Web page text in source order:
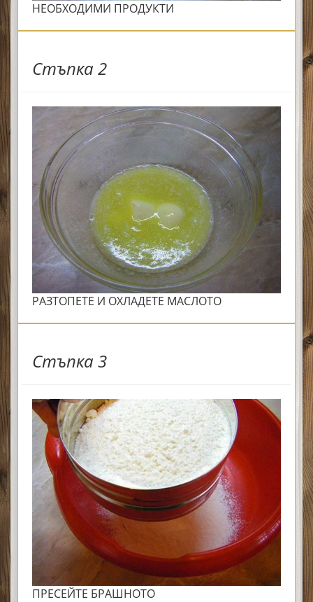
НЕОБХОДИМИ ПРОДУКТИ
Стъпка 2
РАЗТОПЕТЕ И ОХЛАДЕТЕ МАСЛОТО
Стъпка 3
ПРЕСЕЙТЕ БРАШНОТО